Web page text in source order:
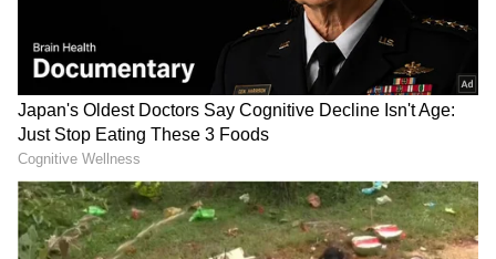
ಎಲ್ಲರೂ ಸೇರಿ ಒಬ್ಬ ವಿದ್ಯಾರ್ಥಿಗೆ ಹಲ್ಲೆ ನಡೆಸಿದ ಮತ್ತು
ಮೂವರೂ ವಿದ್ಯಾರ್ಥಿಗಳ ಶರ್ಟ್‌ ಪ್ಯಾಂಟ್‌ ಬಿಚ್ಚಿಸಿ ಬಸ್ಕಿ
ಹೊಡೆಸಿದ ವಿಡಿಯೋ ಮಾಡಿ ಅದನ್ನು ವಾಟ್ಸಪ್‌ ಮೂಲಕವೂ
ಆರೋಪಿಗಳು ಹಂಚಿಕೊಂಡಿದ್ದಾರೆ.
ಸಾಕಷ್ಟು ಹಲ್ಲೆ ಬಳಿಕ ಸಂತ್ರಸ್ತರನ್ನು ಬಿಟ್ಟು ಆರೋಪಿಗಳು
ಪರಾರಿಯಾಗಿದ್ದಾರೆ. ಸಂತ್ರಸ್ತ ವಿದ್ಯಾರ್ಥಿ ನೀಡಿದ ದೂರಿನ
ಮೇರೆಗೆ ಮಂಗಳೂರು ದಕ್ಷಿಣ ಪೊಲೀಸ್‌ ಠಾಣೆಯಲ್ಲಿ ಪ್ರಕರಣ